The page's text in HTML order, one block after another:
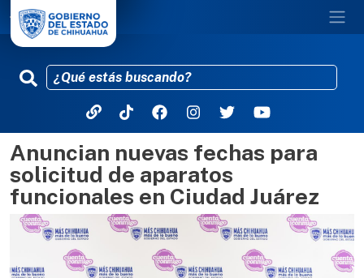
Pasar al contenido principal
Anuncian nuevas fechas para
solicitud de aparatos
funcionales en Ciudad Juárez